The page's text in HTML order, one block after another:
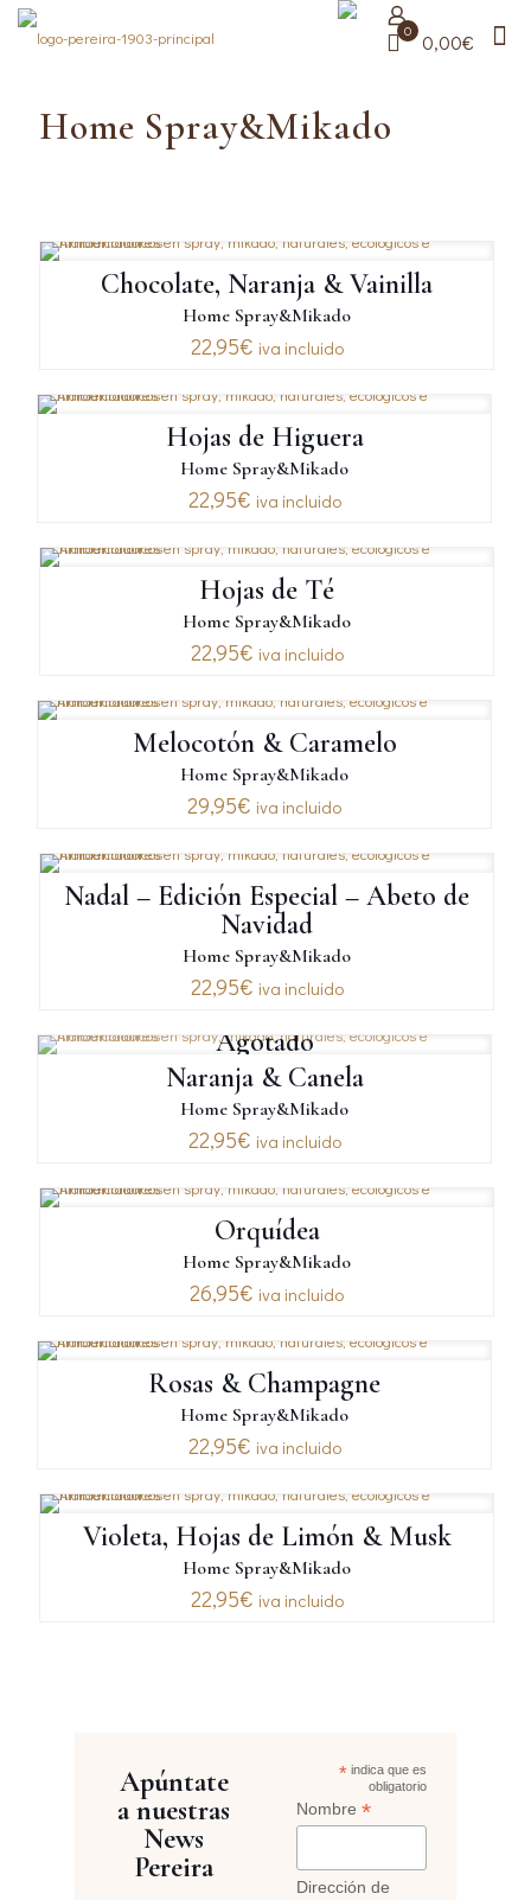
0 0,00€
Home Spray&Mikado
Chocolate, Naranja & Vainilla
Home Spray&Mikado
22,95€ iva incluido
Hojas de Higuera
Home Spray&Mikado
22,95€ iva incluido
Hojas de Té
Home Spray&Mikado
22,95€ iva incluido
Melocotón & Caramelo
Home Spray&Mikado
29,95€ iva incluido
Nadal – Edición Especial – Abeto de
Navidad
Home Spray&Mikado
22,95€ iva incluido
Agotado
Naranja & Canela
Home Spray&Mikado
22,95€ iva incluido
Orquídea
Home Spray&Mikado
26,95€ iva incluido
Rosas & Champagne
Home Spray&Mikado
22,95€ iva incluido
Violeta, Hojas de Limón & Musk
Home Spray&Mikado
22,95€ iva incluido
Apúntate
a nuestras
News
Pereira
* indica que es
obligatorio
Nombre *
Dirección de